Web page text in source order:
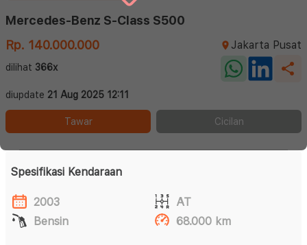
Mercedes-Benz S-Class S500
Rp. 140.000.000
Jakarta Pusat
dilihat 366x
diupdate 21 Aug 2025 12:11
Tawar Cicilan
Spesifikasi Kendaraan
2003
AT
Bensin
68.000 km